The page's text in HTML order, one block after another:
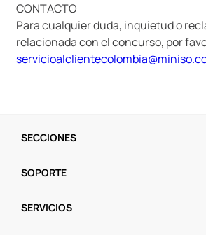
CONTACTO
Para cualquier duda, inquietud o
relacionada con el concurso, por
SECCIONES
SOPORTE
SERVICIOS